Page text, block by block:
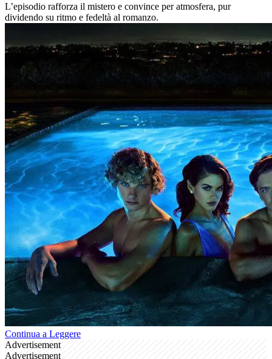
L’episodio rafforza il mistero e convince per atmosfera, pur
dividendo su ritmo e fedeltà al romanzo.
Continua a Leggere
Advertisement
Advertisement